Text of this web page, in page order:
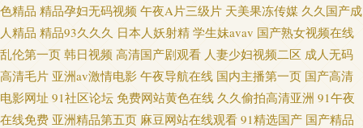
色精品 精品孕妇无码视频 午夜A片三级片 天美果冻传媒 久久国产成
人精品 精品93久久久 日本人妖射精 学生妹avav 国产熟女视频在线
乱伦第一页 韩日视频 高清国产剧观看 人妻少妇视频二区 成人无码
高清毛片 亚洲av激情电影 午夜导航在线 国内主播第一页 国产高清
电影网址 91社区论坛 免费网站黄色在线 久久偷拍高清亚洲 91午夜
在线免费 亚洲精品第五页 麻豆网站在线观看 91精选国产 国产精品